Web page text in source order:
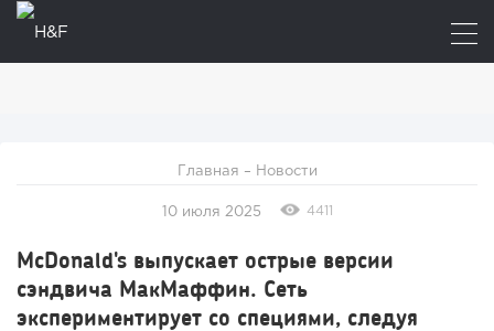
Главная – Новости
10 июля 2025 4411
McDonald's выпускает острые версии
сэндвича МакМаффин. Сеть
экспериментирует со специями, следуя